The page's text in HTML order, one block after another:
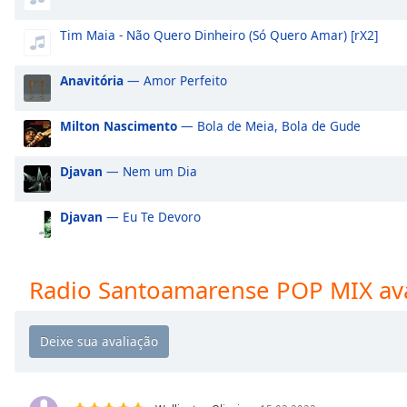
Audio
Picture
Fullscreen
This
modal
dialog
Escape
Tim Maia - Não Quero Dinheiro (Só Quero Amar) [rX2]
Anavitória — Amor Perfeito
Milton Nascimento — Bola de Meia, Bola de Gude
Djavan — Nem um Dia
Djavan — Eu Te Devoro
Radio Santoamarense POP MIX